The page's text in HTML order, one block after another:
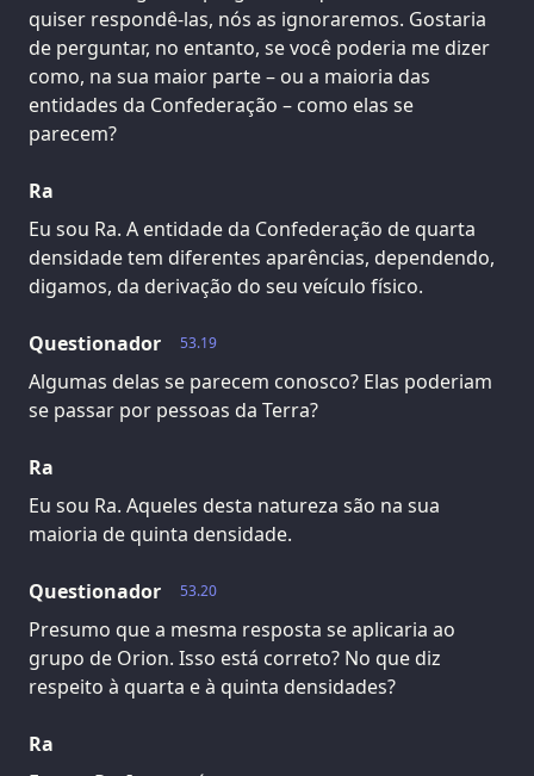
quiser respondê-las, nós as ignoraremos. Gostaria
de perguntar, no entanto, se você poderia me dizer
como, na sua maior parte – ou a maioria das
entidades da Confederação – como elas se
parecem?
Ra
Eu sou Ra. A entidade da Confederação de quarta
densidade tem diferentes aparências, dependendo,
digamos, da derivação do seu veículo físico.
53.19
Questionador
Algumas delas se parecem conosco? Elas poderiam
se passar por pessoas da Terra?
Ra
Eu sou Ra. Aqueles desta natureza são na sua
maioria de quinta densidade.
53.20
Questionador
Presumo que a mesma resposta se aplicaria ao
grupo de Orion. Isso está correto? No que diz
respeito à quarta e à quinta densidades?
Ra